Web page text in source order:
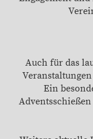
Auch für das
Ein